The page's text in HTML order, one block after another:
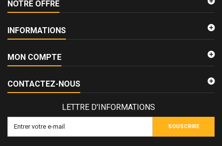
NOTRE OFFRE
INFORMATIONS
MON COMPTE
CONTACTEZ-NOUS
LETTRE D'INFORMATIONS
SOUSCRIRE